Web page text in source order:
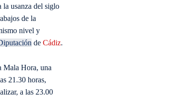
la usanza del siglo
de la
nivel y
de Cádiz.
Mala Hora, una
21.30 horas,
a las 23.00